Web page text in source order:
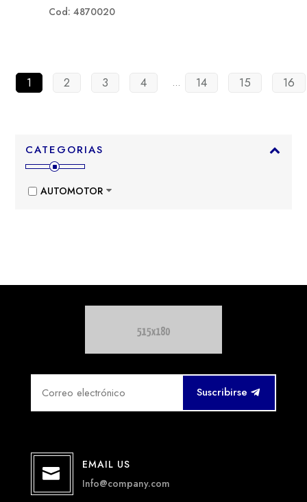
Cod: 4870020
1 2 3 4 … 14 15 16
CATEGORIAS
AUTOMOTOR
Suscribirse

EMAIL US
Info@company.com